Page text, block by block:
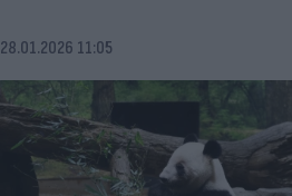
28.01.2026 11:05